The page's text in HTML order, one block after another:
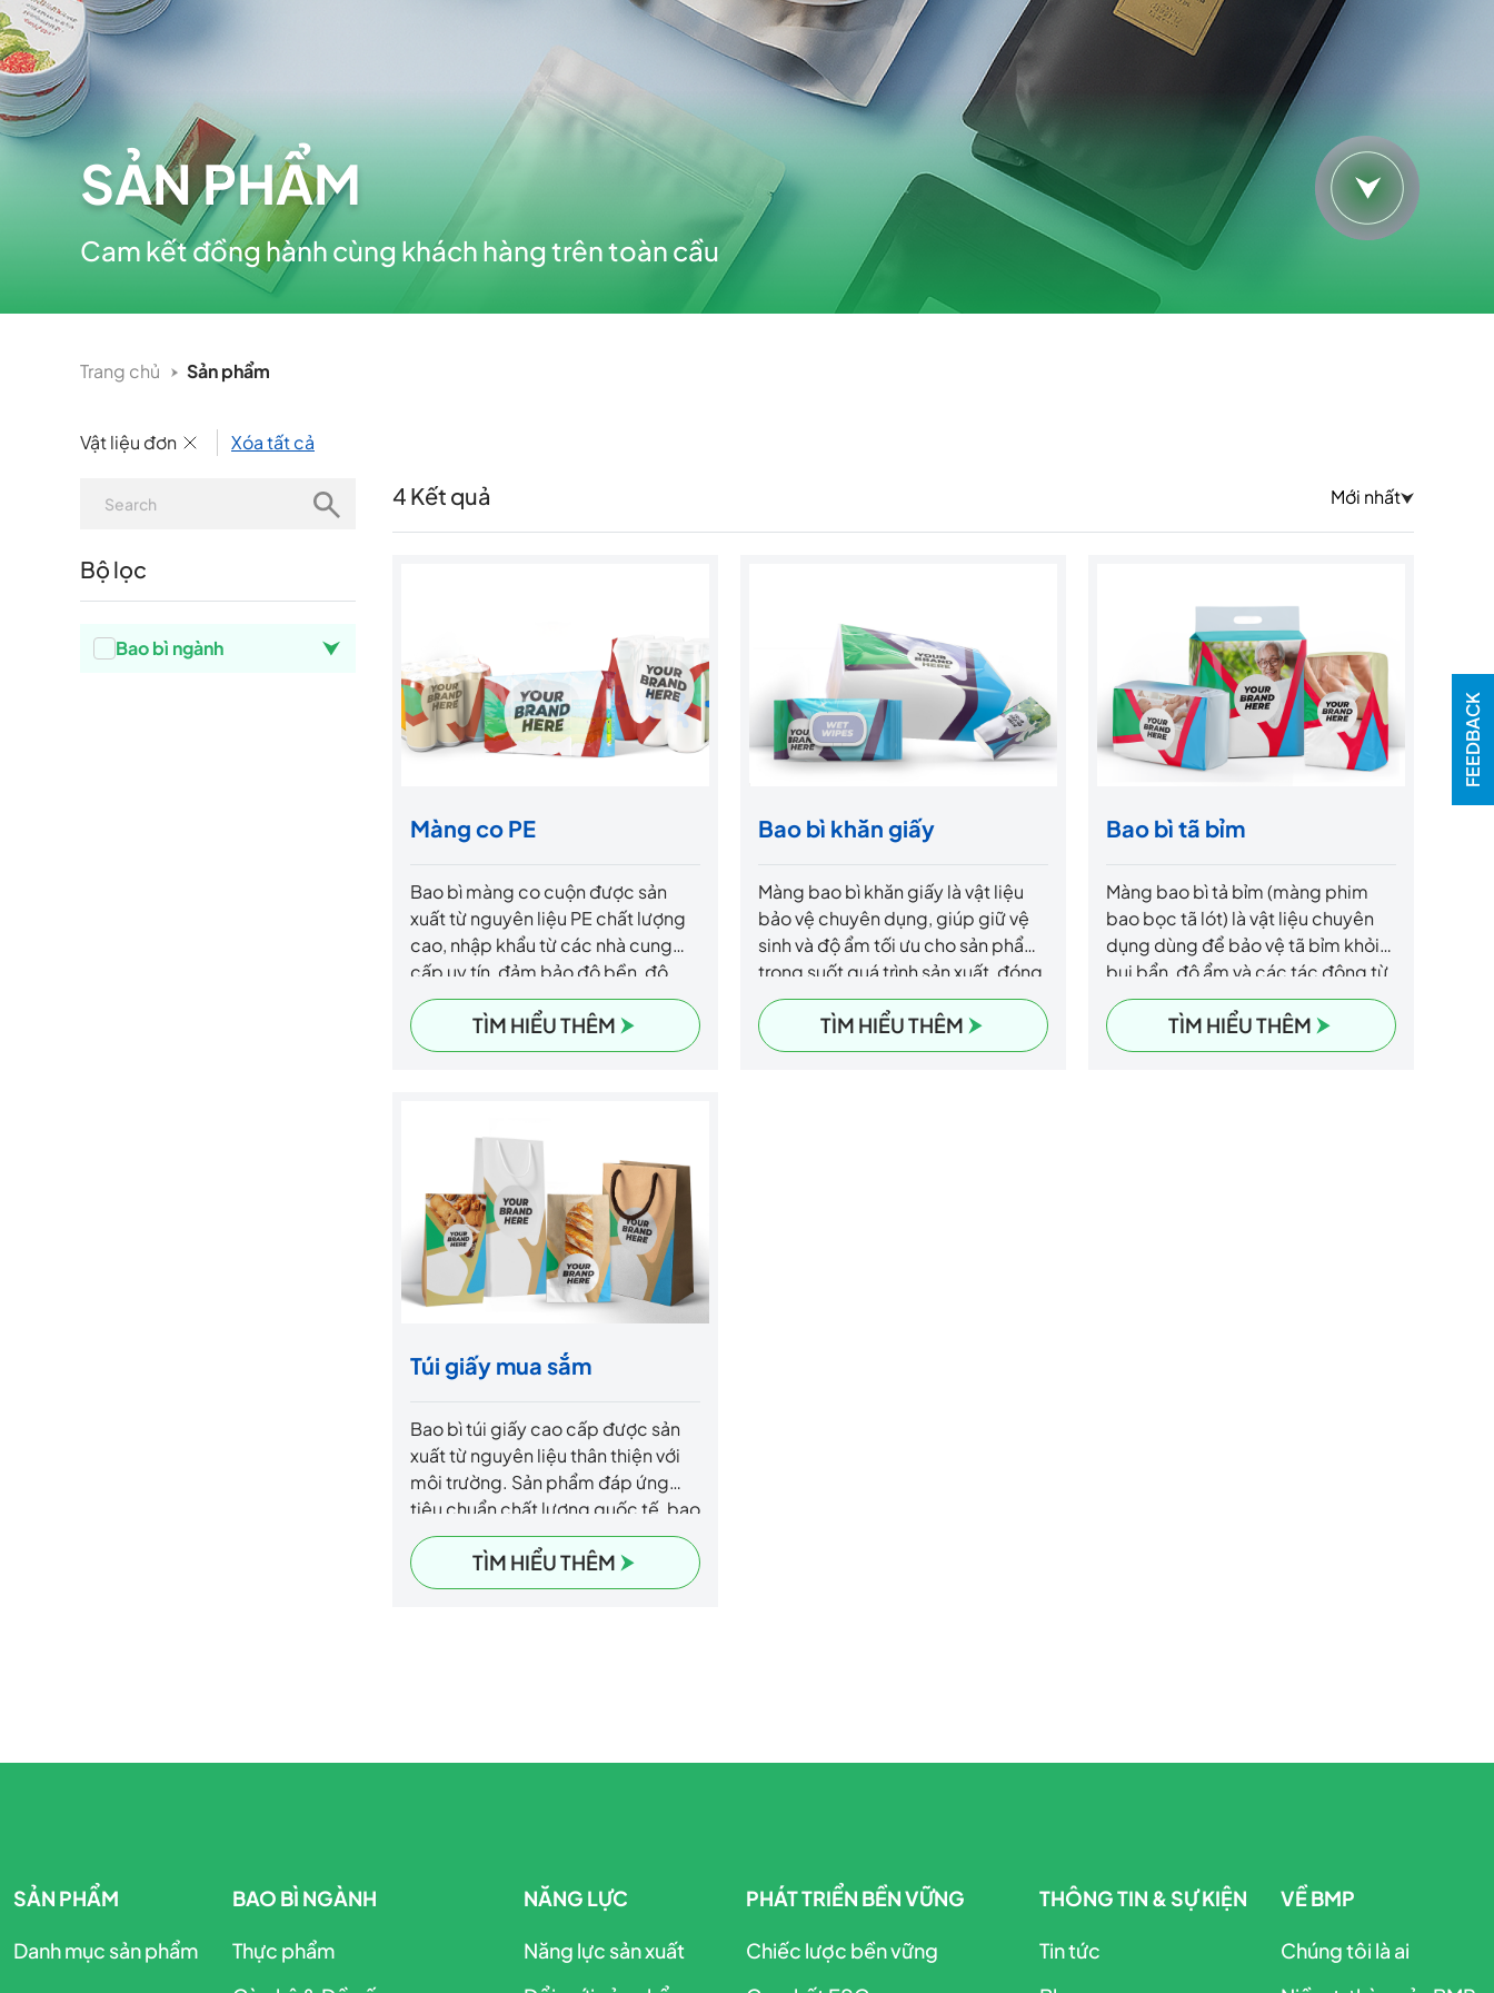
CHUYÊN BIỆT KHÁC
SẢN PHẨM
Cam kết đồng hành cùng khách hàng trên toàn cầu
Trang chủ Sản phẩm
Vật liệu đơn Xóa tất cả
Bộ lọc
Bao bì ngành
4 Kết quả Mới nhất
Màng co PE
Bao bì màng co cuộn được sản
xuất từ nguyên liệu PE chất lượng
cao, nhập khẩu từ các nhà cung
cấp uy tín, đảm bảo độ bền, độ
trong và khả năng co giãn ổn định.
Sản phẩm giúp bảo vệ hàng hóa
tối ưu khỏi bụi bẩn, độ ẩm, rách
TÌM HIỂU THÊM
Bao bì khăn giấy
Màng bao bì khăn giấy là vật liệu
bảo vệ chuyên dụng, giúp giữ vệ
sinh và độ ẩm tối ưu cho sản phẩm
trong suốt quá trình sản xuất, đóng
gói, lưu kho và phân phối. Bên
cạnh chức năng bảo vệ, màng còn
đảm bảo tính thẩm mỹ và hỗ trợ
TÌM HIỂU THÊM
Bao bì tã bỉm
Màng bao bì tả bỉm (màng phim
bao bọc tã lót) là vật liệu chuyên
dụng dùng để bảo vệ tã bỉm khỏi
bụi bẩn, độ ẩm và các tác động từ
môi trường trong quá trình vận
chuyển, lưu trữ và sử dụng. Sản
phẩm này giúp đảm bảo tã luôn
TÌM HIỂU THÊM
Túi giấy mua sắm
Bao bì túi giấy cao cấp được sản
xuất từ nguyên liệu thân thiện với
môi trường. Sản phẩm đáp ứng
tiêu chuẩn chất lượng quốc tế, bao
gồm FSC, đảm bảo nguồn gốc
nguyên liệu bền vững và an toàn
sinh học.
TÌM HIỂU THÊM
SẢN PHẨM
Danh mục sản phẩm
BAO BÌ NGÀNH
Thực phẩm
NĂNG LỰC
Năng lực sản xuất
PHÁT TRIỂN BỀN VỮNG
Chiếc lược bền vững
THÔNG TIN & SỰ KIỆN
Tin tức
VỀ BMP
Chúng tôi là ai
FEEDBACK